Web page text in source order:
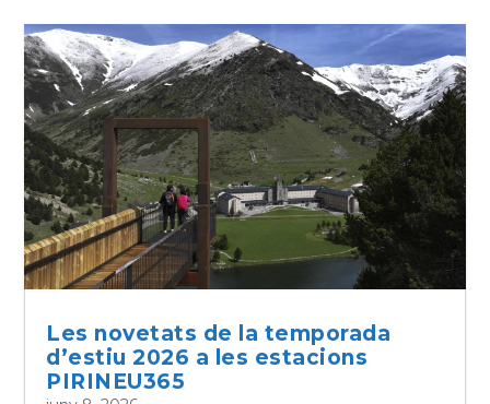
Les novetats de la temporada
d’estiu 2026 a les estacions
PIRINEU365